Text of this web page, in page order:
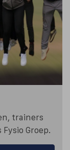
trainers
Groep.